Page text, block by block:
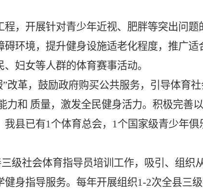
程，开展针对青少年近视、肥胖等突出问题
环境，提升健身设施适老化程度，推广适
妇女等人群的体育赛事活动。
改革，鼓励政府购买公共服务，引导体育
和 质量，激发全民健身活力。积极完善
我县已有1个体育总会， 1个国家级青少年俱
级社会体育指导员培训工作，吸引、组织
身指导服务。每年开展组织1-2次全县三